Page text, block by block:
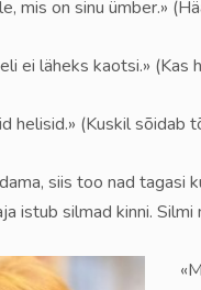
mis on sinu ümber.»
ei läheks kaotsi.»
helisid.» (Kuskil
siis too nad tagasi
istub silmad kinni. Silmi